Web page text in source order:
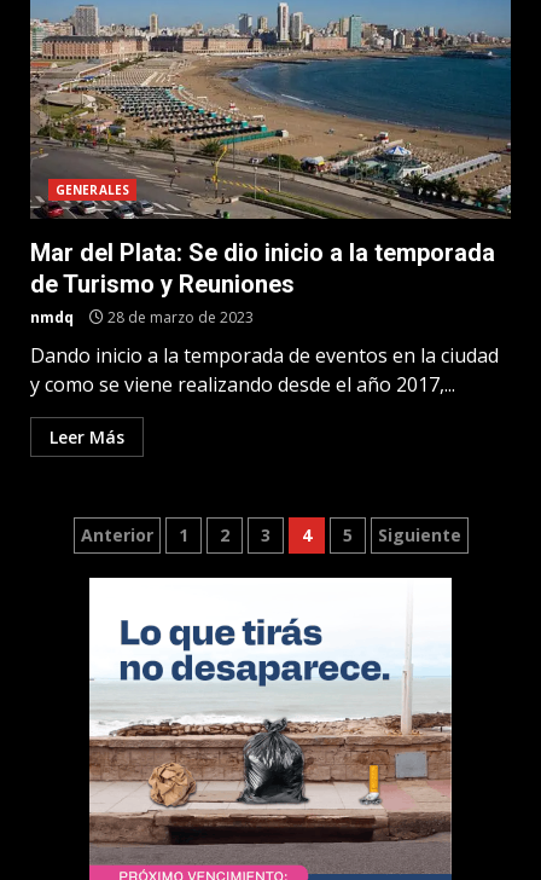
GENERALES
Mar del Plata: Se dio inicio a la temporada
de Turismo y Reuniones
nmdq 28 de marzo de 2023
Dando inicio a la temporada de eventos en la ciudad
y como se viene realizando desde el año 2017,...
Leer Más
Paginación
de
entradas
Anterior 1 2 3 4 5 Siguiente